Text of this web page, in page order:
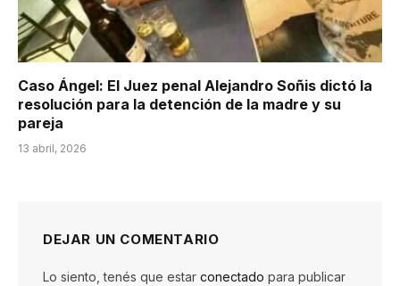
Caso Ángel: El Juez penal Alejandro Soñis dictó la
resolución para la detención de la madre y su
pareja
13 abril, 2026
DEJAR UN COMENTARIO
Lo siento, tenés que estar conectado para publicar